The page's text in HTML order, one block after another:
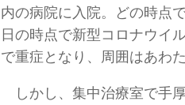
内の病院に入院。どの時点
日の時点で新型コロナウイ
で重症となり、周囲はあわ
しかし、集中治療室で手